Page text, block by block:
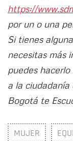
https://
por un o una
Si tienes
necesitas más
puedes
a la
Bogotá te
MUJER